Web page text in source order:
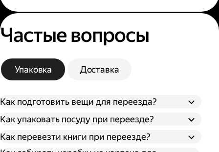
Частые вопросы
Упаковка Доставка
Как подготовить вещи для переезда?
Сначала упакуйте предметы интерьера,
обувь и одежду, которые не понадобятся в
Как упаковать посуду при переезде?
Застелите дно коробки поролоном,
синтепоном или другим мягким
Как перевезти книги при переезде?